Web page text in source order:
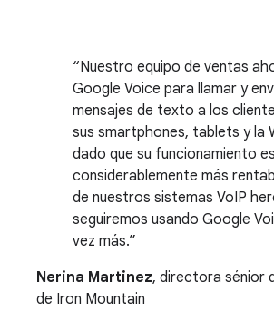
Nuestro equipo de ventas
Google Voice para llamar y
mensajes de texto a los
sus smartphones, tablets y la
dado que su funcionamiento es
considerablemente más
de nuestros sistemas VoIP
seguiremos usando Google
vez más.
Nerina Martinez, directora sénior
de Iron Mountain